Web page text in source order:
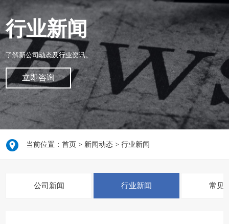
行业新闻
了解新公司动态及行业资讯。
立即咨询
当前位置：首页 > 新闻动态 >行业新闻
公司新闻 行业新闻 常见